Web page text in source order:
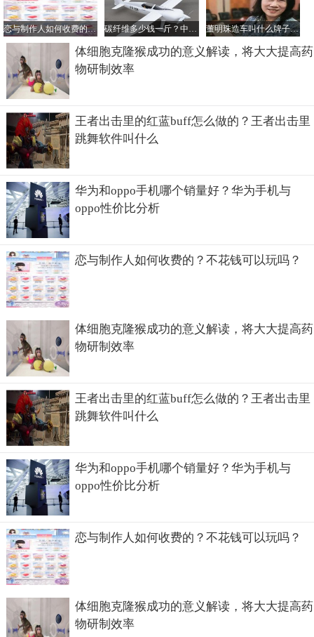
恋与制作人如何收费的？不花钱可以玩吗？ 碳纤维多少钱一斤？中国最好的碳纤维公司是哪家？ 董明珠造车叫什么牌子？她的电动汽车一辆多少钱？
体细胞克隆猴成功的意义解读，将大大提高药
物研制效率
王者出击里的红蓝buff怎么做的？王者出击里
跳舞软件叫什么
华为和oppo手机哪个销量好？华为手机与
oppo性价比分析
恋与制作人如何收费的？不花钱可以玩吗？
体细胞克隆猴成功的意义解读，将大大提高药
物研制效率
王者出击里的红蓝buff怎么做的？王者出击里
跳舞软件叫什么
华为和oppo手机哪个销量好？华为手机与
oppo性价比分析
恋与制作人如何收费的？不花钱可以玩吗？
体细胞克隆猴成功的意义解读，将大大提高药
物研制效率